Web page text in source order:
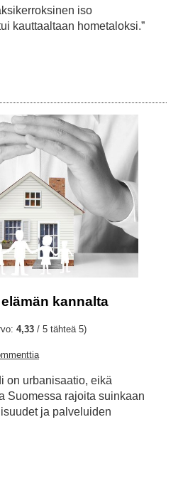
iso
kauttaaltaan hometaloksi.”
kannalta
4,33 / 5 tähteä 5)
on urbanisaatio, eikä
Suomessa rajoita suinkaan
ja palveluiden